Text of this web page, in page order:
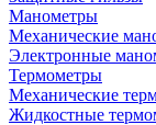
Манометры
Механические
Электронные
Термометры
Механические
Жидкостные